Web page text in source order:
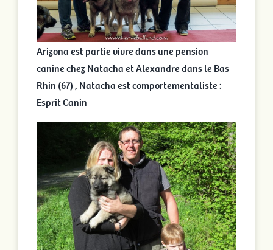
Arizona est partie vivre dans une pension
canine chez Natacha et Alexandre dans le Bas
Rhin (67) , Natacha est comportementaliste :
Esprit Canin